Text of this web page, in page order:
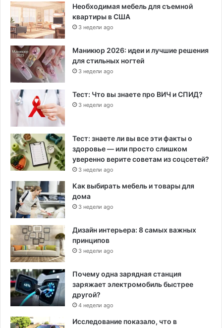
Необходимая мебель для съемной
квартиры в США
3 недели ago
Маникюр 2026: идеи и лучшие решения
для стильных ногтей
3 недели ago
Тест: Что вы знаете про ВИЧ и СПИД?
3 недели ago
Тест: знаете ли вы все эти факты о
здоровье — или просто слишком
уверенно верите советам из соцсетей?
3 недели ago
Как выбирать мебель и товары для
дома
3 недели ago
Дизайн интерьера: 8 самых важных
принципов
3 недели ago
Почему одна зарядная станция
заряжает электромобиль быстрее
другой?
4 недели ago
Исследование показало, что в